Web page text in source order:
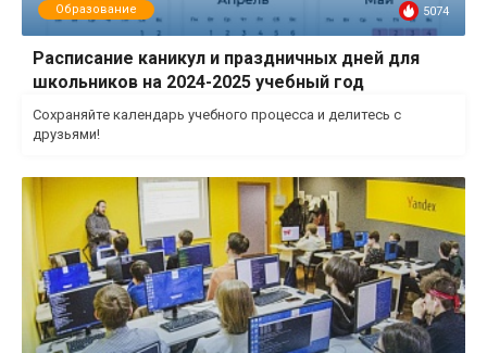
Образование 5074
Расписание каникул и праздничных дней для
школьников на 2024-2025 учебный год
Сохраняйте календарь учебного процесса и делитесь с
друзьями!